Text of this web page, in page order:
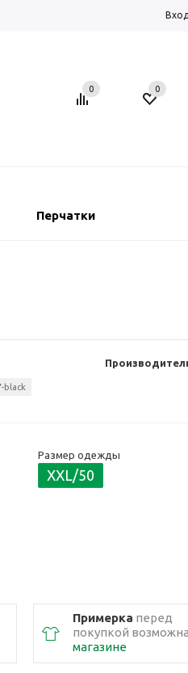
Вход
0 0
Перчатки
black
Размер одежды
XXL/50
Примерка перед
покупкой
магазине